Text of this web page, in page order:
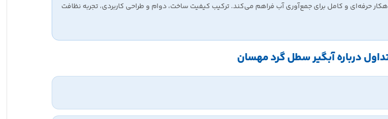
حرفه‌ای و کامل برای جمع‌آوری آب فراهم می‌کند. ترکیب کیفیت ساخت، دوام و طراحی کاربردی، تجربه نظافت
درباره آبگیر سطل گرد مهسان